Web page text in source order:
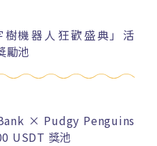
樹機器人狂歡盛典」活
勵池
× Pudgy Penguins
USDT 獎池